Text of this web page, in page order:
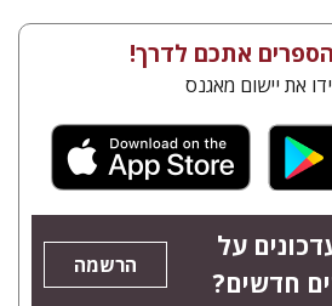
אתכם לדרך!
את יישום מאגנס
על
חדשים?
הרשמה